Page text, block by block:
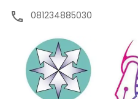
081234885030